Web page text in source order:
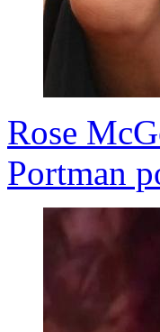
Rose
Portman